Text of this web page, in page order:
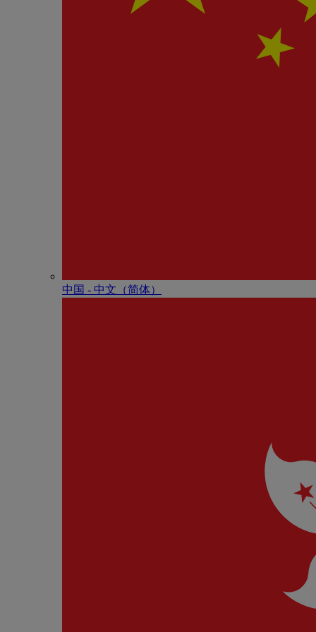
中国 - 中⽂（简体）